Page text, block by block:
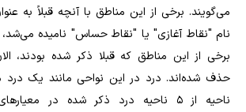
می‌گویند. برخی از این مناطق با آنچه قبلاً به
نام "نقاط آغازی" یا "نقاط حساس" نامیده می‌شد،
برخی از این مناطق که قبلا ذکر شده بودند،
ناحیه از ۵ ناحیه درد ذکر شده در